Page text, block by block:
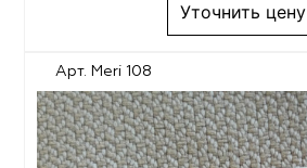
Уточнить цену
Арт. Meri 108